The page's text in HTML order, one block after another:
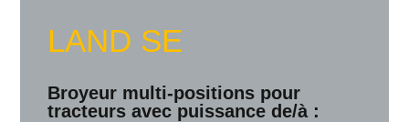
LAND SE
Broyeur multi-positions pour
tracteurs avec puissance de/à :